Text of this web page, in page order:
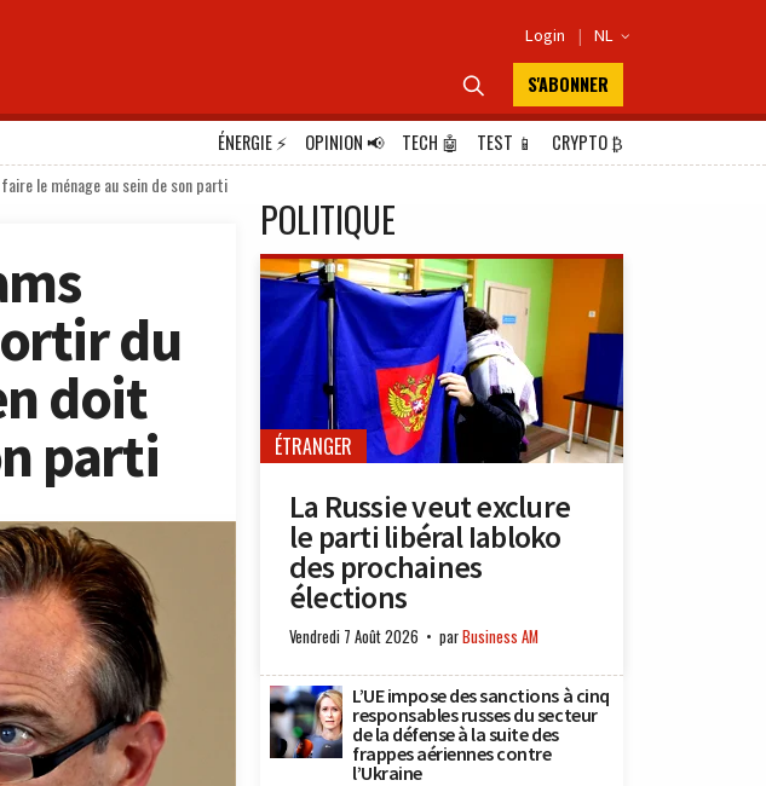
Login | NL 
 S'ABONNER
ÉNERGIE⚡ OPINION📢 TECH 🤖 TEST 📱 CRYPTO₿
le ménage au sein de son parti
du
doit
parti
POLITIQUE
ÉTRANGER
La Russie veut exclure
le parti libéral Iabloko
des prochaines
élections
Vendredi 7 Août 2026 parBusiness AM
L’UE impose des sanctions à cinq
responsables russes du secteur
de la défense à la suite des
frappes aériennes contre
l’Ukraine